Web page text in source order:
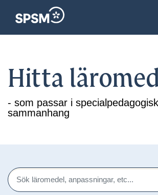
Hitta
- som passar i
sammanhang
Sök